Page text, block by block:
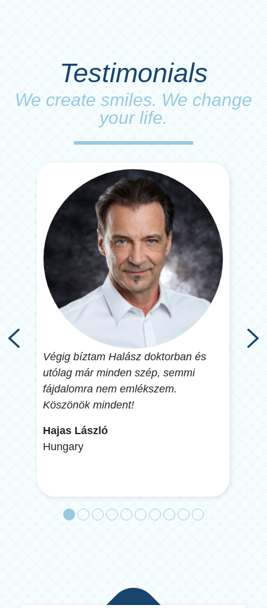
Testimonials
We create smiles. We change
your life.
Végig bíztam Halász doktorban és
utólag már minden szép, semmi
fájdalomra nem emlékszem.
Köszönök mindent!
Hajas László
Hungary